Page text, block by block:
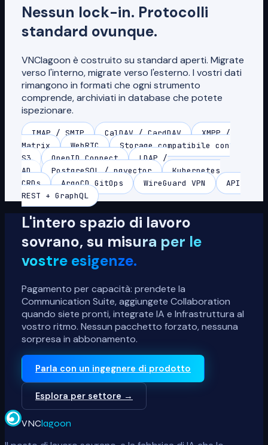
Nessun lock-in. Protocolli
standard ovunque.
VNClagoon è costruito su standard aperti. Migrate
verso l'interno, migrate verso l'esterno. I vostri dati
rimangono in formati che ogni strumento
comprende, archiviati in database che potete
ispezionare.
IMAP / SMTP CalDAV / CardDAV
XMPP /
Matrix
WebRTC
Storage compatibile con
S3
OpenID Connect
LDAP /
AD
PostgreSQL / pgvector
Kubernetes
CRDs
ArgoCD GitOps WireGuard VPN
API
REST + GraphQL
L'intero spazio di lavoro
sovrano, su misura per le
vostre esigenze.
Pagamento per capacità: prendete la
Communication Suite, aggiungete Collaboration
quando siete pronti, integrate IA e Infrastruttura al
vostro ritmo. Nessun pacchetto forzato, nessuna
sorpresa in abbonamento.
Parla con un ingegnere di prodotto
Esplora per settore →
VNClagoon